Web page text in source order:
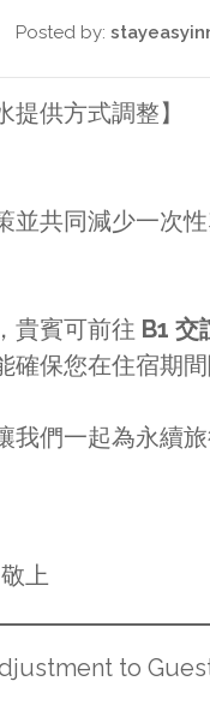
Posted by:
提供方式調整】
並共同減少一次
貴賓可前往 B1 交
確保您在住宿期
們一起為永續旅
上
to